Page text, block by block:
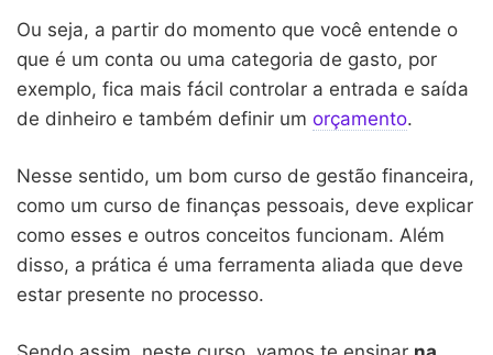
Ou seja, a partir do momento que você entende o
que é um conta ou uma categoria de gasto, por
exemplo, fica mais fácil controlar a entrada e saída
de dinheiro e também definir um orçamento.
Nesse sentido, um bom curso de gestão financeira,
como um curso de finanças pessoais, deve explicar
como esses e outros conceitos funcionam. Além
disso, a prática é uma ferramenta aliada que deve
estar presente no processo.